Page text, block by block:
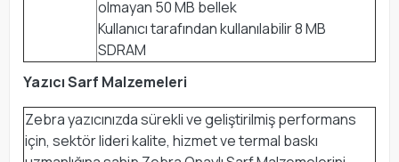
olmayan 50 MB bellek
Kullanıcı tarafından kullanılabilir 8 MB
SDRAM
Yazıcı Sarf Malzemeleri
Zebra yazıcınızda sürekli ve geliştirilmiş performans
için, sektör lideri kalite, hizmet ve termal baskı